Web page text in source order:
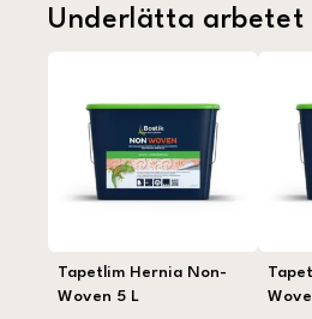
Underlätta arbetet
Tapetlim Hernia Non-
Woven 5 L